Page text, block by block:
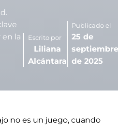
la
Escrito por
Liliana
Alcántara
Publicado el
25 de
septiembre
de 2025
no es un juego, cuando